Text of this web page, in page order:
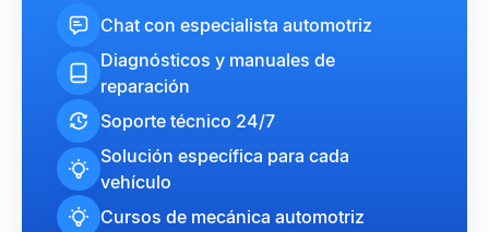
Chat con especialista automotriz
Diagnósticos y manuales de
reparación
Soporte técnico 24/7
Solución específica para cada
vehículo
Cursos de mecánica automotriz